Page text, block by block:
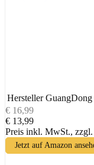
Hersteller
€ 16,99
€ 13,99
Preis inkl. MwSt., zzgl.
Jetzt auf Amazon